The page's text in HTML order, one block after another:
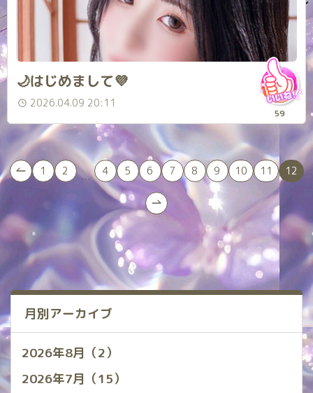
🌙はじめまして💜
2026.04.09 20:11
59
1 2 ... 4 5 6 7 8 9 10 11 12
月別アーカイブ
2026年8月（2）
2026年7月（15）